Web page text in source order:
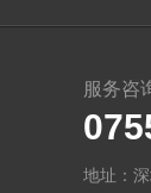
服务咨
地址：